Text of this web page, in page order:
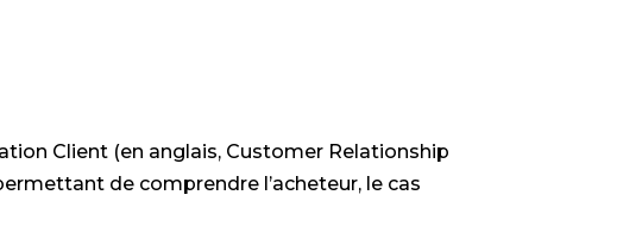
Client (en anglais, Customer Relationship
de comprendre l’acheteur, le cas